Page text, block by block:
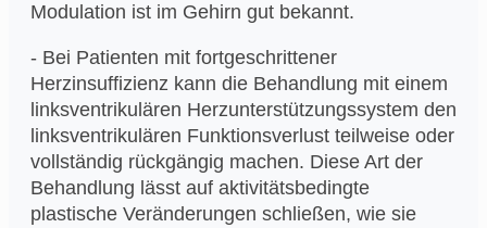
Modulation ist im Gehirn gut bekannt.
- Bei Patienten mit fortgeschrittener
Herzinsuffizienz kann die Behandlung mit einem
linksventrikulären Herzunterstützungssystem den
linksventrikulären Funktionsverlust teilweise oder
vollständig rückgängig machen. Diese Art der
Behandlung lässt auf aktivitätsbedingte
plastische Veränderungen schließen, wie sie